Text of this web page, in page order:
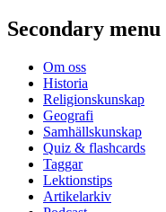
Secondary menu
Om oss
Historia
Religionskunskap
Geografi
Samhällskunskap
Quiz & flashcards
Taggar
Lektionstips
Artikelarkiv